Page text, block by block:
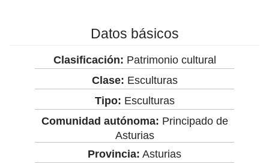
Datos básicos
Clasificación: Patrimonio cultural
Clase: Esculturas
Tipo: Esculturas
Comunidad autónoma: Principado de
Asturias
Provincia: Asturias